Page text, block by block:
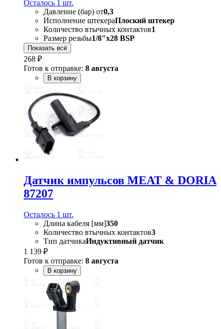
Осталось 1 шт.
Давление (бар) от0,3
Исполнение штекераПлоский штекер
Количество втычных контактов1
Размер резьбы1/8"x28 BSP
Показать всё
268 ₽
Готов к отправке: 8 августа
В корзину
Датчик импульсов MEAT & DORIA
87207
Осталось 1 шт.
Длина кабеля [мм]350
Количество втычных контактов3
Тип датчикаИндуктивный датчик
1 139 ₽
Готов к отправке: 8 августа
В корзину